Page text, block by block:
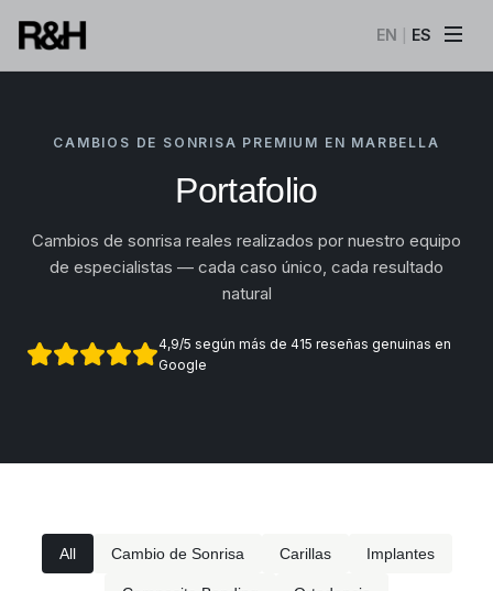
EN ES
CAMBIOS DE SONRISA PREMIUM EN MARBELLA
Portafolio
Cambios de sonrisa reales realizados por nuestro equipo
de especialistas — cada caso único, cada resultado
natural
4,9/5 según más de 415 reseñas genuinas en
Google
All Cambio de Sonrisa Carillas Implantes